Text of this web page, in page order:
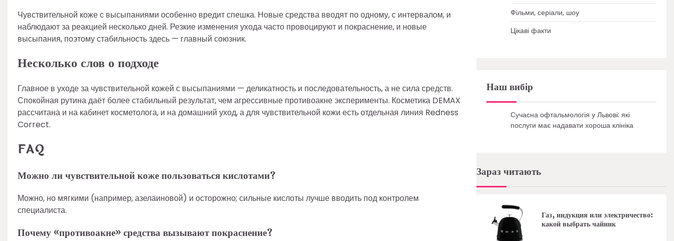
Чувствительной коже с высыпаниями особенно вредит спешка. Новые средства вводят по одному, с интервалом, и
наблюдают за реакцией несколько дней. Резкие изменения ухода часто провоцируют и покраснение, и новые
высыпания, поэтому стабильность здесь — главный союзник.
Несколько слов о подходе
Главное в уходе за чувствительной кожей с высыпаниями — деликатность и последовательность, а не сила средств.
Спокойная рутина даёт более стабильный результат, чем агрессивные противоакне эксперименты. Косметика DEMAX
рассчитана и на кабинет косметолога, и на домашний уход, а для чувствительной кожи есть отдельная линия Redness
Correct.
FAQ
Можно ли чувствительной коже пользоваться кислотами?
Можно, но мягкими (например, азелаиновой) и осторожно; сильные кислоты лучше вводить под контролем
специалиста.
Почему «противоакне» средства вызывают покраснение?
Фільми, серіали, шоу
Цікаві факти
Наш вибір
Сучасна офтальмологія у Львові: які
послуги має надавати хороша клініка
Зараз читають
Газ, индукция или электричество:
какой выбрать чайник